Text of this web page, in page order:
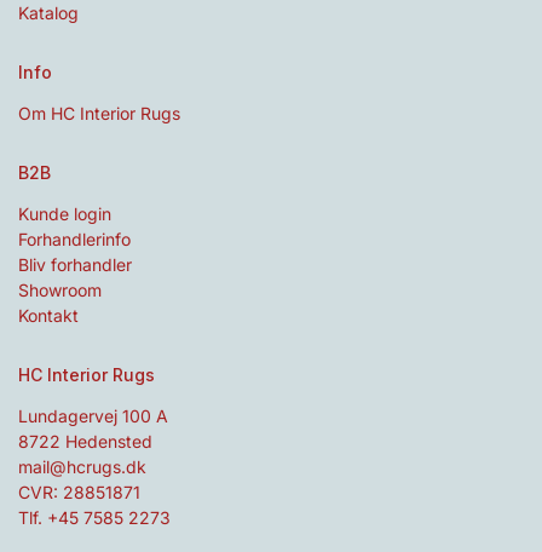
Katalog
Info
Om HC Interior Rugs
B2B
Kunde login
Forhandlerinfo
Bliv forhandler
Showroom
Kontakt
HC Interior Rugs
Lundagervej 100 A
8722 Hedensted
mail@hcrugs.dk
CVR: 28851871
Tlf. +45 7585 2273